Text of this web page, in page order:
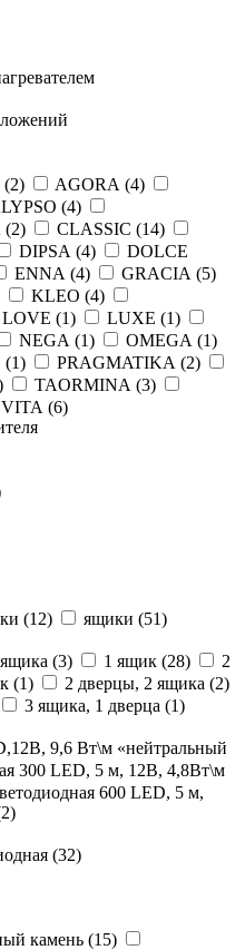
(2) AGORA (4)
(4)
(2) CLASSIC (14)
DIPSA (4)
DOLCE
ENNA (4) GRACIA (5)
KLEO (4)
LOVE (1) LUXE (1)
NEGA (1) OMEGA (1)
(1) PRAGMATIKA (2)
TAORMINA (3)
VITA (6)
(12) ящики (51)
(3) 1 ящик (28)
2
(1) 2 дверцы, 2 ящика (2)
3 ящика, 1 дверца (1)
9,6 Вт\м «нейтральный
300 LED, 5 м, 12В, 4,8Вт\м
600 LED, 5 м,
2)
(32)
камень (15)